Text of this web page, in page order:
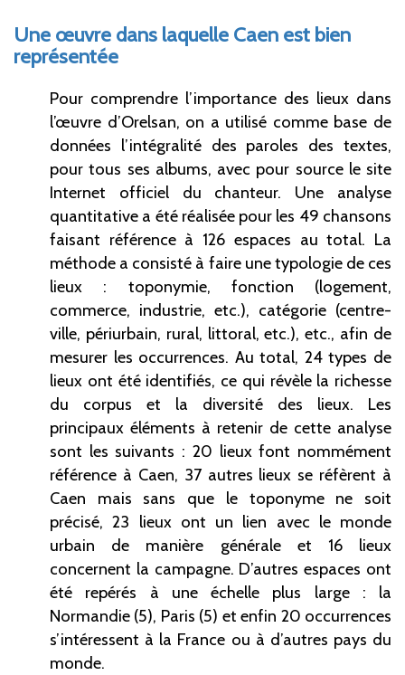
Une œuvre dans laquelle Caen est bien
représentée
Pour comprendre l’importance des lieux dans
l’œuvre d’Orelsan, on a utilisé comme base de
données l’intégralité des paroles des textes,
pour tous ses albums, avec pour source le site
Internet officiel du chanteur. Une analyse
quantitative a été réalisée pour les 49 chansons
faisant référence à 126 espaces au total. La
méthode a consisté à faire une typologie de ces
lieux
: toponymie, fonction (logement,
commerce, industrie, etc.), catégorie (centre-
ville, périurbain, rural, littoral, etc.), etc., afin de
mesurer les occurrences. Au total, 24 types de
lieux ont été identifiés, ce qui révèle la richesse
du corpus et la diversité des lieux. Les
principaux éléments à retenir de cette analyse
sont les suivants : 20 lieux font nommément
référence à Caen, 37 autres lieux se réfèrent à
Caen mais sans que le toponyme ne soit
précisé, 23 lieux ont un lien avec le monde
urbain de manière générale et 16
lieux
concernent la campagne. D’autres espaces ont
été repérés à une échelle plus large
: la
Normandie (5), Paris (5) et enfin 20 occurrences
s’intéressent à la France ou à d’autres pays du
monde.